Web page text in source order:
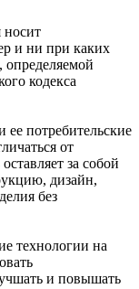
носит
и ни при каких
определяемой
кодекса
ее потребительские
от
за собой
дизайн,
без
технологии на
и повышать